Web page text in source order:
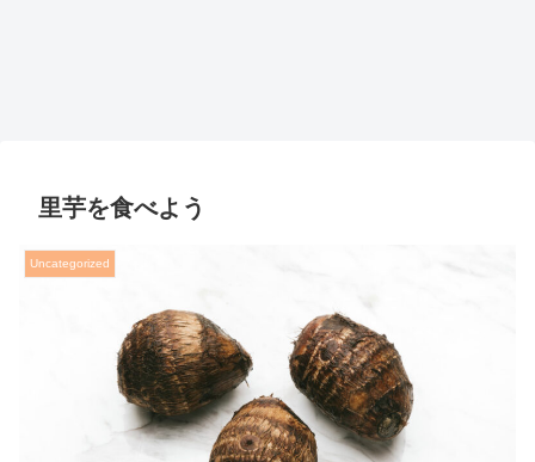
里芋を食べよう
Uncategorized